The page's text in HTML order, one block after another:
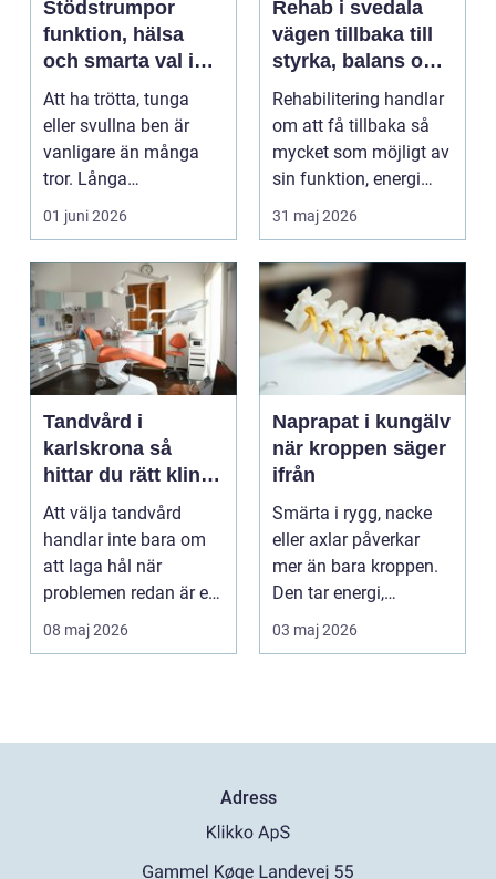
Stödstrumpor
funktion, hälsa
och smarta val i
vardagen
Att ha trötta, tunga
eller svullna ben är
vanligare än många
tror. Långa
arbetsdagar på hårda
01 juni 2026
Rehab i svedala
vägen tillbaka till
styrka, balans och
vardag
Rehabilitering handlar
om att få tillbaka så
mycket som möjligt av
sin funktion, energi
och trygghet...
31 maj 2026
Tandvård i
karlskrona så
hittar du rätt klinik
för långsiktig
munhälsa
Att välja tandvård
handlar inte bara om
att laga hål när
problemen redan är ett
faktum. Det handlar ...
08 maj 2026
Naprapat i kungälv
när kroppen säger
ifrån
Smärta i rygg, nacke
eller axlar påverkar
mer än bara kroppen.
Den tar energi,
koncentration och
03 maj 2026
Adress